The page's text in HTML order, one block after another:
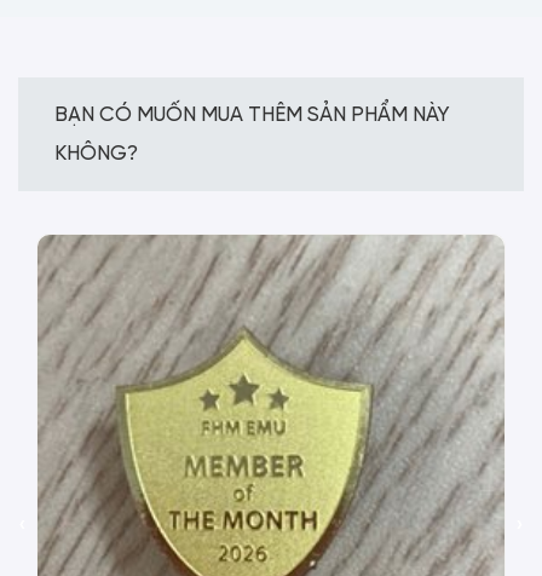
BẠN CÓ MUỐN MUA THÊM SẢN PHẨM NÀY
KHÔNG?